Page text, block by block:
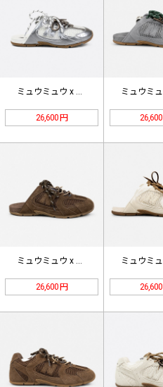
ミュウミュウ x ニューバランス 5…
26,600 円
ミュウミュウ x ニューバランス 5…
26,600 円